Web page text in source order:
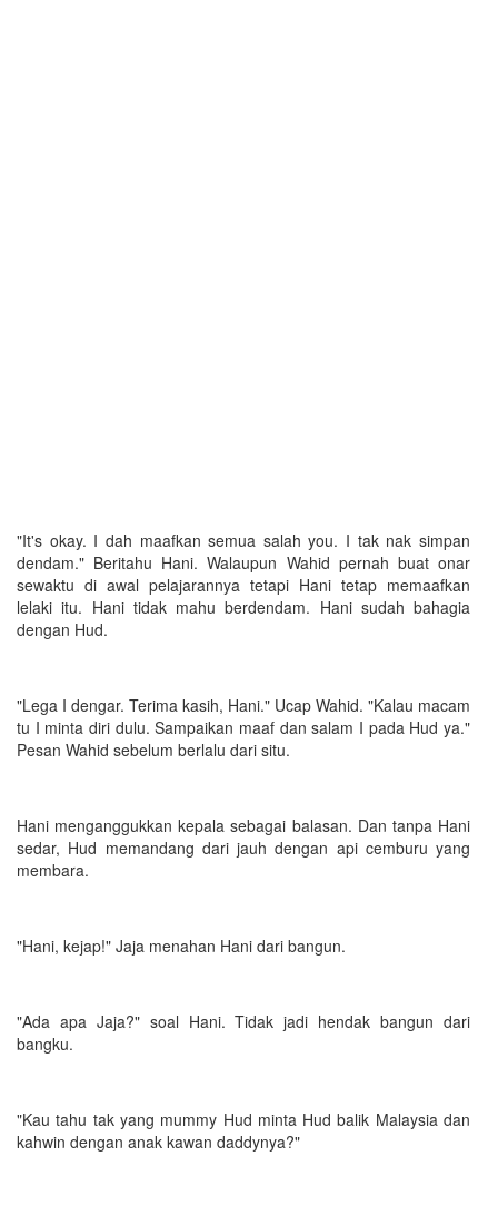
"It's okay. I dah maafkan semua salah you. I tak nak simpan
dendam." Beritahu Hani. Walaupun Wahid pernah buat onar
sewaktu di awal pelajarannya tetapi Hani tetap memaafkan
lelaki itu. Hani tidak mahu berdendam. Hani sudah bahagia
dengan Hud.
"Lega I dengar. Terima kasih, Hani." Ucap Wahid. "Kalau macam
tu I minta diri dulu. Sampaikan maaf dan salam I pada Hud ya."
Pesan Wahid sebelum berlalu dari situ.
Hani menganggukkan kepala sebagai balasan. Dan tanpa Hani
sedar, Hud memandang dari jauh dengan api cemburu yang
membara.
"Hani, kejap!" Jaja menahan Hani dari bangun.
"Ada apa Jaja?" soal Hani. Tidak jadi hendak bangun dari
bangku.
"Kau tahu tak yang mummy Hud minta Hud balik Malaysia dan
kahwin dengan anak kawan daddynya?"